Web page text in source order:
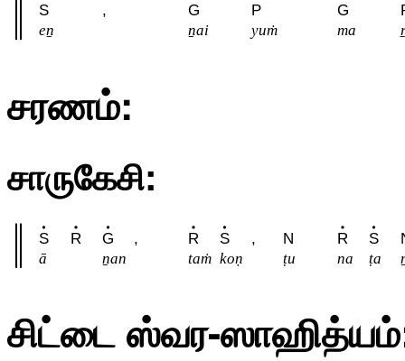
S , G P G
eṉ ṉai yuṁ ma
சரணம்:
சாருகேசி:
S R G , R S , N R S
ā ṉan taṁ koṇ ṭu na ṭa
சிட்டை ஸ்வர-